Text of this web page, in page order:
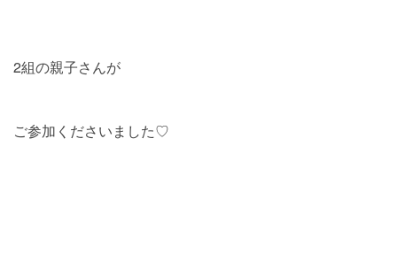
2組の親子さんが
ご参加くださいました♡